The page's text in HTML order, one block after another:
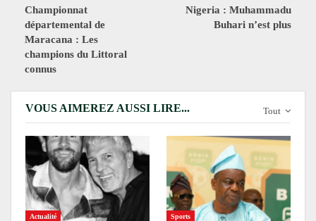
Championnat
départemental de
Maracana : Les
champions du Littoral
connus
Nigeria : Muhammadu
Buhari n’est plus
Tout
VOUS AIMEREZ AUSSI LIRE...
Actualité Sports